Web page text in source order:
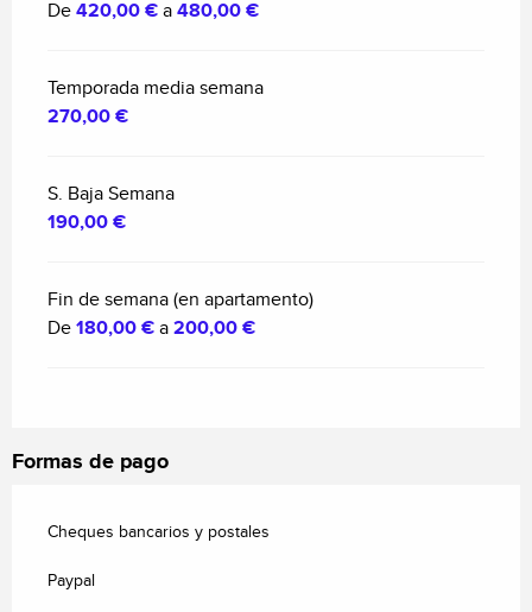
De 420,00 € a 480,00 €
Temporada media semana
270,00 €
S. Baja Semana
190,00 €
Fin de semana (en apartamento)
De 180,00 € a 200,00 €
Formas de pago
Cheques bancarios y postales
Paypal